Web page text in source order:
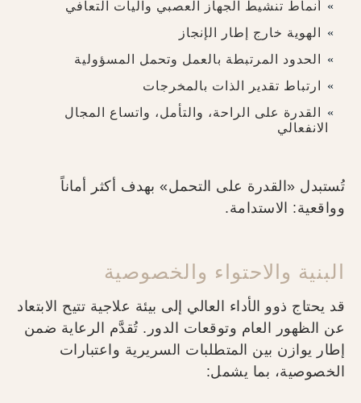
أنماط تنشيط الجهاز العصبي وآليات التعافي
الهوية خارج إطار الإنجاز
الحدود المرتبطة بالعمل وتحمل المسؤولية
ارتباط تقدير الذات بالمخرجات
القدرة على الراحة، والتأمل، واتساع المجال
الانفعالي
تُستبدل «القدرة على التحمل» بهدف أكثر أماناً
وواقعية: الاستدامة.
البنية والاحتواء والخصوصية
قد يحتاج ذوو الأداء العالي إلى بيئة علاجية تتيح الابتعاد
عن الظهور العام وتوقعات الدور. تُقدَّم الرعاية ضمن
إطار يوازن بين المتطلبات السريرية واعتبارات
الخصوصية، بما يشمل: